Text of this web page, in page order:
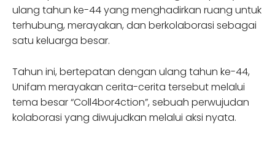
ulang tahun ke-44 yang menghadirkan ruang untuk
terhubung, merayakan, dan berkolaborasi sebagai
satu keluarga besar.
Tahun ini, bertepatan dengan ulang tahun ke-44,
Unifam merayakan cerita-cerita tersebut melalui
tema besar “Coll4bor4ction”, sebuah perwujudan
kolaborasi yang diwujudkan melalui aksi nyata.